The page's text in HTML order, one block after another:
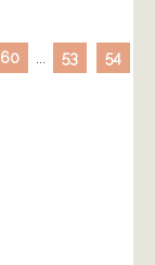
60 53 54